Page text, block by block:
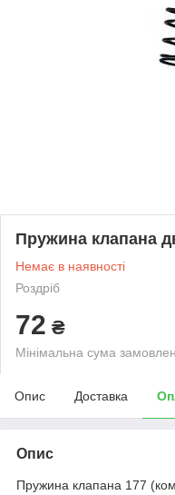
Пружина клапана
Немає в наявності
Роздріб
72 ₴
Мінімальна сума
Опис Доставка
Опис
Пружина клапана 177